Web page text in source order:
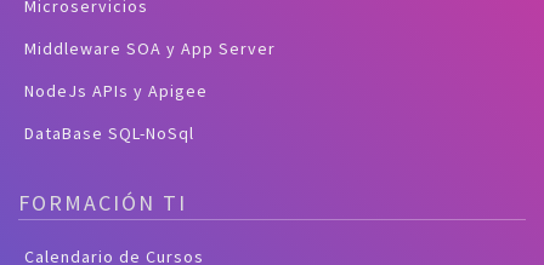
Microservicios
Middleware SOA y App Server
NodeJs APIs y Apigee
DataBase SQL-NoSql
FORMACIÓN TI
Calendario de Cursos